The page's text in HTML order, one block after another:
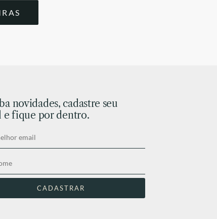
novidades, cadastre seu
e fique por dentro.